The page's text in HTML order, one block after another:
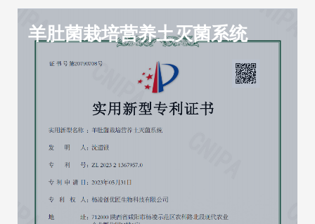
羊肚菌栽培营养土灭菌系统